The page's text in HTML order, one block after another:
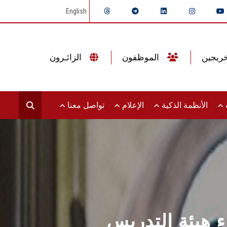
English
الأنظمة الذكية الإعلام تواصل معنا
هيئة التدريس